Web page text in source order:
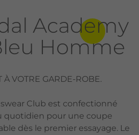
Academy
Homme
À VOTRE GARDE-ROBE.
Club est confectionné
quotidien pour une coupe
dès le premier essayage. Le